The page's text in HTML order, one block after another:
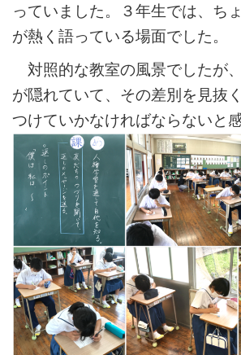
っていました。
３年生では、ち
が熱く語っている場面でした。
対照的な教室の風景でしたが
が隠れていて、その差別を見抜
つけていかなければならないと